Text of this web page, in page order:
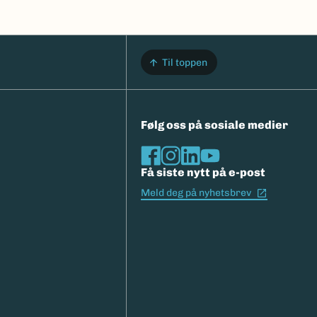
Til toppen
Følg oss på sosiale medier
Få siste nytt på e-post
Meld deg på nyhetsbrev